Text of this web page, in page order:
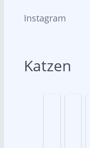
Instagram
Katzen